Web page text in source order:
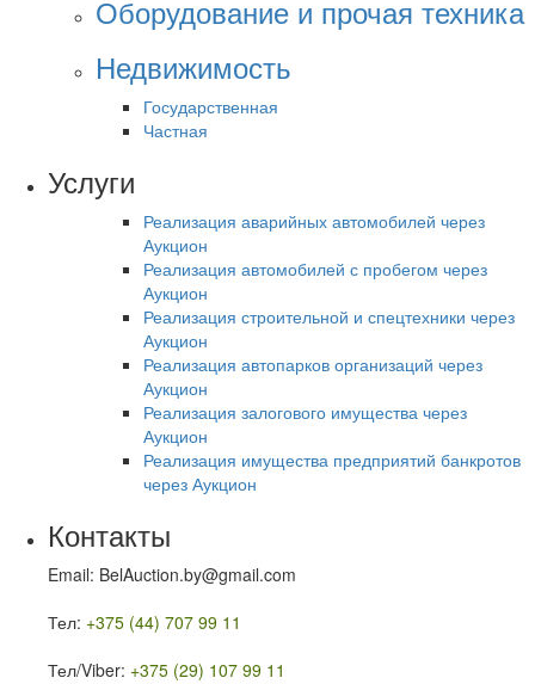
Оборудование и прочая техника
Недвижимость
Государственная
Частная
Услуги
Реализация аварийных автомобилей через
Аукцион
Реализация автомобилей с пробегом через
Аукцион
Реализация строительной и спецтехники через
Аукцион
Реализация автопарков организаций через
Аукцион
Реализация залогового имущества через
Аукцион
Реализация имущества предприятий банкротов
через Аукцион
Контакты
Email: BelAuction.by@gmail.com
Тел: +375 (44) 707 99 11
Тел/Viber: +375 (29) 107 99 11